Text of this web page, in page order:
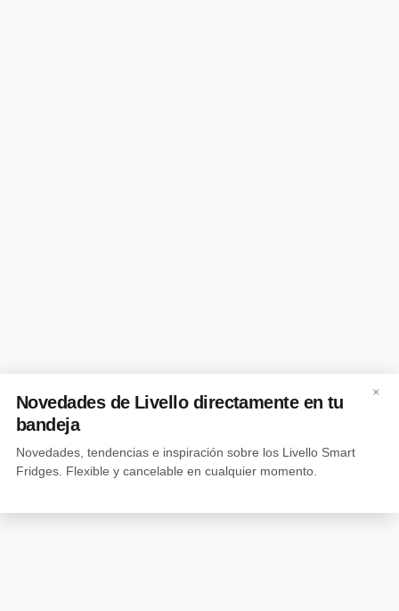
×
Novedades de Livello directamente en tu
bandeja
Novedades, tendencias e inspiración sobre los Livello Smart
Fridges. Flexible y cancelable en cualquier momento.